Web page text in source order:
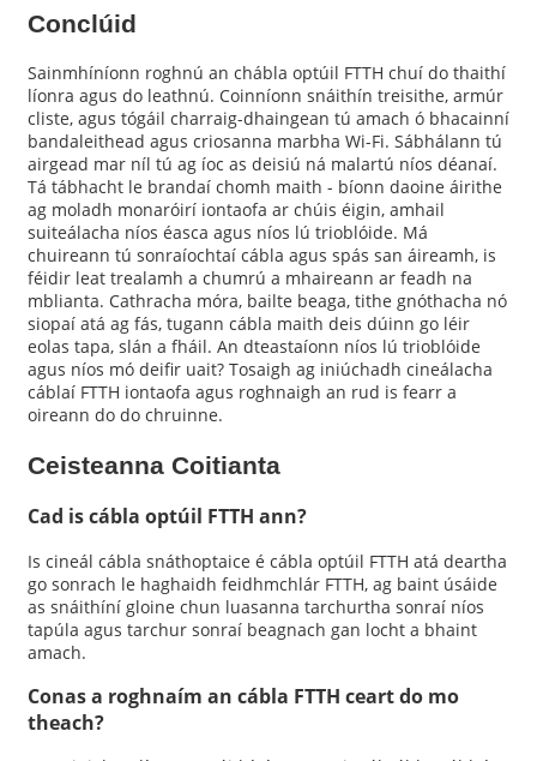
Conclúid
Sainmhíníonn roghnú an chábla optúil FTTH chuí do thaithí
líonra agus do leathnú. Coinníonn snáithín treisithe, armúr
cliste, agus tógáil charraig-dhaingean tú amach ó bhacainní
bandaleithead agus criosanna marbha Wi-Fi. Sábhálann tú
airgead mar níl tú ag íoc as deisiú ná malartú níos déanaí.
Tá tábhacht le brandaí chomh maith - bíonn daoine áirithe
ag moladh monaróirí iontaofa ar chúis éigin, amhail
suiteálacha níos éasca agus níos lú trioblóide. Má
chuireann tú sonraíochtaí cábla agus spás san áireamh, is
féidir leat trealamh a chumrú a mhaireann ar feadh na
mblianta. Cathracha móra, bailte beaga, tithe gnóthacha nó
siopaí atá ag fás, tugann cábla maith deis dúinn go léir
eolas tapa, slán a fháil. An dteastaíonn níos lú trioblóide
agus níos mó deifir uait? Tosaigh ag iniúchadh cineálacha
cáblaí FTTH iontaofa agus roghnaigh an rud is fearr a
oireann do do chruinne.
Ceisteanna Coitianta
Cad is cábla optúil FTTH ann?
Is cineál cábla snáthoptaice é cábla optúil FTTH atá deartha
go sonrach le haghaidh feidhmchlár FTTH, ag baint úsáide
as snáithíní gloine chun luasanna tarchurtha sonraí níos
tapúla agus tarchur sonraí beagnach gan locht a bhaint
amach.
Conas a roghnaím an cábla FTTH ceart do mo
theach?